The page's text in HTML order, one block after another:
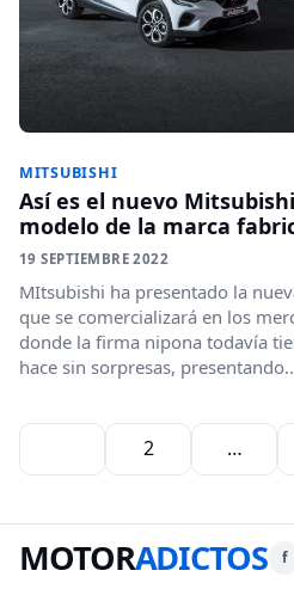
MITSUBISHI
Así es el nuevo
modelo de la marca
19 SEPTIEMBRE 2022
MItsubishi ha presentado la
que se comercializará en los
donde la firma nipona todavía
hace sin sorpresas,
Paginación de
2 …
MOTORADICTOS f